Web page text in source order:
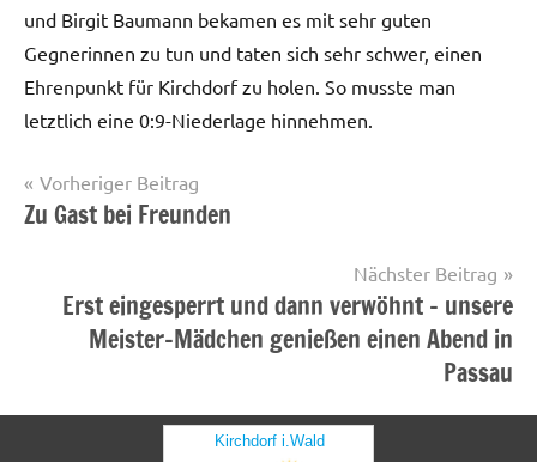
und Birgit Baumann bekamen es mit sehr guten
Gegnerinnen zu tun und taten sich sehr schwer, einen
Ehrenpunkt für Kirchdorf zu holen. So musste man
letztlich eine 0:9-Niederlage hinnehmen.
Startseite
Beitragsnavigation
Vorheriger Beitrag
Zu Gast bei Freunden
Nächster Beitrag
Erst eingesperrt und dann verwöhnt – unsere
Meister-Mädchen genießen einen Abend in
Passau